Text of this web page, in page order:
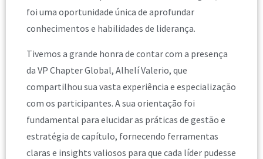
foi uma oportunidade única de aprofundar
conhecimentos e habilidades de liderança.
Tivemos a grande honra de contar com a presença
da VP Chapter Global, Alhelí Valerio, que
compartilhou sua vasta experiência e especialização
com os participantes. A sua orientação foi
fundamental para elucidar as práticas de gestão e
estratégia de capítulo, fornecendo ferramentas
claras e insights valiosos para que cada líder pudesse